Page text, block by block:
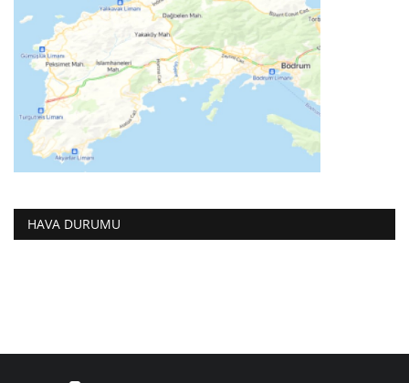
HAVA DURUMU